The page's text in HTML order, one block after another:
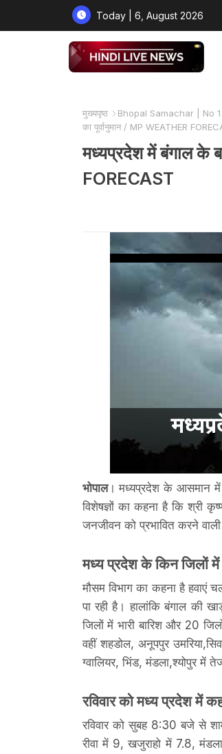
Today | 6, August 2026
मुख्यपृष्ठ Bhopal Samachar | No
का पूर्वानुमान / MP WEATHER
मध्यप्रदेश में बंगाल के
FORECAST
भोपाल। मध्यप्रदेश के आसमान में
विशेषज्ञों का कहना है कि श्री
जनजीवन को प्रभावित करने वाली
मध्य प्रदेश के किन जिलों में
मौसम विभाग का कहना है हवाएं
पा रही है। हालांकि बंगाल की
जिलों में भारी बारिश और 20
वहीं शहडोल, अनूपपुर
ग्वालियर, भिंड, मंडला,श्योपुर में
रविवार को मध्य प्रदेश में
रविवार को सुबह 8:30 बजे से
रीवा में 9, खजुराहो में 7.8,